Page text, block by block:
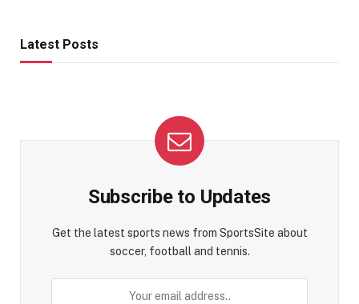
Latest Posts
Subscribe to Updates
Get the latest sports news from SportsSite about
soccer, football and tennis.